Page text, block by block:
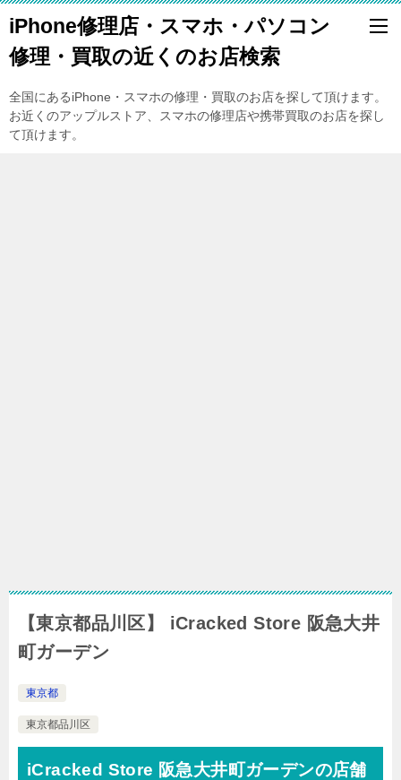
iPhone修理店・スマホ・パソコン
修理・買取の近くのお店検索
全国にあるiPhone・スマホの修理・買取のお店を探して頂けます。
お近くのアップルストア、スマホの修理店や携帯買取のお店を探し
て頂けます。
【東京都品川区】 iCracked Store 阪急大井
町ガーデン
東京都
東京都品川区
iCracked Store 阪急大井町ガーデンの店舗